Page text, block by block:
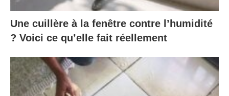
Une cuillère à la fenêtre contre l’humidité
? Voici ce qu’elle fait réellement